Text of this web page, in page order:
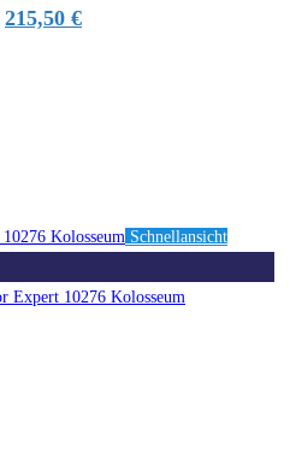
Ursprünglicher
Preis
215,50 €Aktueller
Preis
Schnellansicht